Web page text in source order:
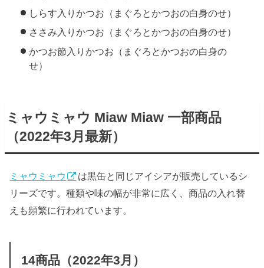
しらす入りかつお（まぐろとかつおの白身のせ）
ささみ入りかつお（まぐろとかつおの白身のせ）
かつお節入りかつお（まぐろとかつおの白身の
せ）
ミャウミャウ Miaw Miaw 一部商品
（2022年3月最新）
ミャウミャウ
は黒缶と同じアイシアが販売しているシ
リーズです。種類や味の幅が非常に広く、商品の入れ替
えも頻繁に行われています。
14商品（2022年3月）